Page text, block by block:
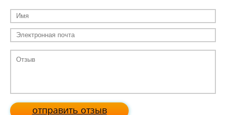
отправить отзыв